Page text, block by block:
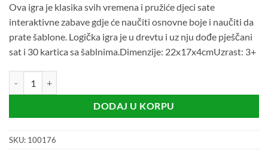
Ova igra je klasika svih vremena i pružiće djeci sate
interaktivne zabave gdje će naučiti osnovne boje i naučiti da
prate šablone. Logička igra je u drevtu i uz nju dođe pješčani
sat i 30 kartica sa šablnima.Dimenzije: 22x17x4cmUzrast: 3+
DODAJ U KORPU
SKU: 100176